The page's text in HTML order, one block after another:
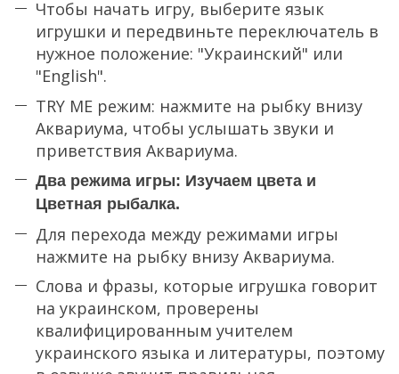
Чтобы начать игру, выберите язык
игрушки и передвиньте переключатель в
нужное положение: "Украинский" или
"English".
TRY ME режим: нажмите на рыбку внизу
Аквариума, чтобы услышать звуки и
приветствия Аквариума.
Два режима игры: Изучаем цвета и
Цветная рыбалка.
Для перехода между режимами игры
нажмите на рыбку внизу Аквариума.
Слова и фразы, которые игрушка говорит
на украинском, проверены
квалифицированным учителем
украинского языка и литературы, поэтому